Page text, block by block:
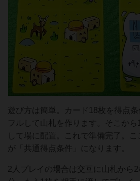
遊び方は簡単。カード18枚を得点
フルして山札を作ります。そこから
して場に配置。これで準備完了。
が「共通得点条件」になります。
2人プレイの場合は交互に山札から